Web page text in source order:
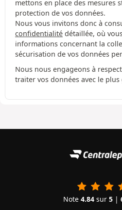
mettons en place des mesures
protection de vos données.
Nous vous invitons donc à
confidentialité détaillée, où
informations concernant la
sécurisation de vos données
Nous nous engageons à
traiter vos données avec le
Note 4.84 sur 5 |